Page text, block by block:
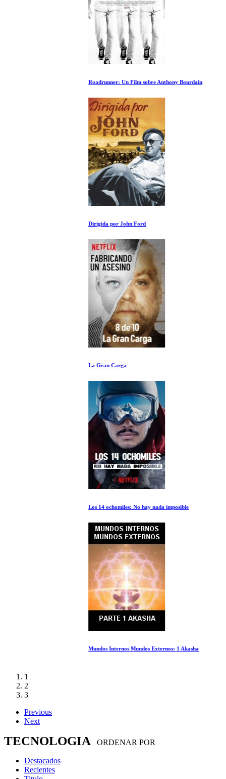
Roadrunner: Un Film sobre Anthony Bourdain
Los 14 ochomiles: No hay nada imposible
Mundos Internos Mundos Externos: 1 Akasha
1
2
3
Previous
Next
TECNOLOGIA ORDENAR POR
Destacados
Recientes